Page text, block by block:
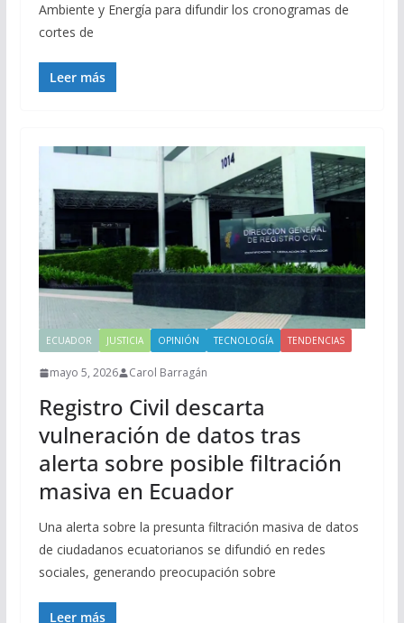
Ambiente y Energía para difundir los cronogramas de
cortes de
Leer más
ECUADOR JUSTICIA OPINIÓN TECNOLOGÍA TENDENCIAS
mayo 5, 2026 Carol Barragán
Registro Civil descarta
vulneración de datos tras
alerta sobre posible filtración
masiva en Ecuador
Una alerta sobre la presunta filtración masiva de datos
de ciudadanos ecuatorianos se difundió en redes
sociales, generando preocupación sobre
Leer más